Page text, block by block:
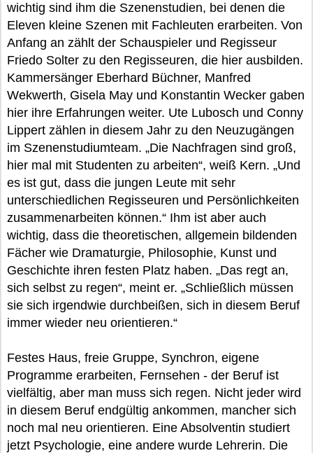
wichtig sind ihm die Szenenstudien, bei denen die
Eleven kleine Szenen mit Fachleuten erarbeiten. Von
Anfang an zählt der Schauspieler und Regisseur
Friedo Solter zu den Regisseuren, die hier ausbilden.
Kammersänger Eberhard Büchner, Manfred
Wekwerth, Gisela May und Konstantin Wecker gaben
hier ihre Erfahrungen weiter. Ute Lubosch und Conny
Lippert zählen in diesem Jahr zu den Neuzugängen
im Szenenstudiumteam. „Die Nachfragen sind groß,
hier mal mit Studenten zu arbeiten“, weiß Kern. „Und
es ist gut, dass die jungen Leute mit sehr
unterschiedlichen Regisseuren und Persönlichkeiten
zusammenarbeiten können.“ Ihm ist aber auch
wichtig, dass die theoretischen, allgemein bildenden
Fächer wie Dramaturgie, Philosophie, Kunst und
Geschichte ihren festen Platz haben. „Das regt an,
sich selbst zu regen“, meint er. „Schließlich müssen
sie sich irgendwie durchbeißen, sich in diesem Beruf
immer wieder neu orientieren.“
Festes Haus, freie Gruppe, Synchron, eigene
Programme erarbeiten, Fernsehen - der Beruf ist
vielfältig, aber man muss sich regen. Nicht jeder wird
in diesem Beruf endgültig ankommen, mancher sich
noch mal neu orientieren. Eine Absolventin studiert
jetzt Psychologie, eine andere wurde Lehrerin. Die